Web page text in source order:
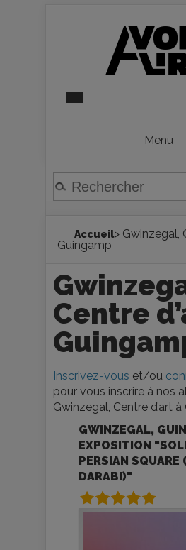
Menu
Accueil> Gwinzegal,
Guingamp
Centre
Inscrivez-vous et/ou
pour vous inscrire à nos
Gwinzegal, Centre d’art
GWINZEGAL,
EXPOSITION
PERSIAN SQUARE
DARABI)"